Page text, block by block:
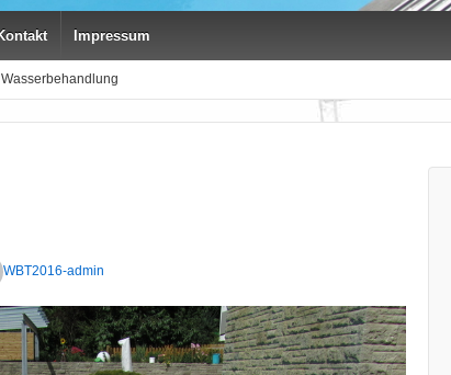
Impressum
Wasserbehandlung
WBT2016-admin